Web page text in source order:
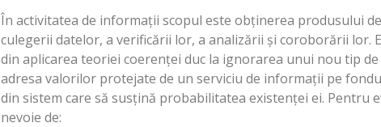
În activitatea de informaţii scopul este obţinerea produsului
culegerii datelor, a verificării lor, a analizării şi coroborării lor.
din aplicarea teoriei coerenţei duc la ignorarea unui nou tip
adresa valorilor protejate de un serviciu de informaţii pe
din sistem care să susţină probabilitatea existenţei ei. Pentru
nevoie de: